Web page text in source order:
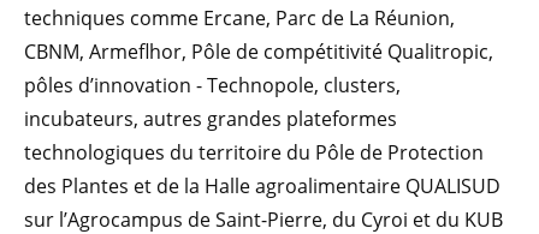
techniques comme Ercane, Parc de La Réunion,
CBNM, Armeflhor, Pôle de compétitivité Qualitropic,
pôles d’innovation - Technopole, clusters,
incubateurs, autres grandes plateformes
technologiques du territoire du Pôle de Protection
des Plantes et de la Halle agroalimentaire QUALISUD
sur l’Agrocampus de Saint-Pierre, du Cyroi et du KUB